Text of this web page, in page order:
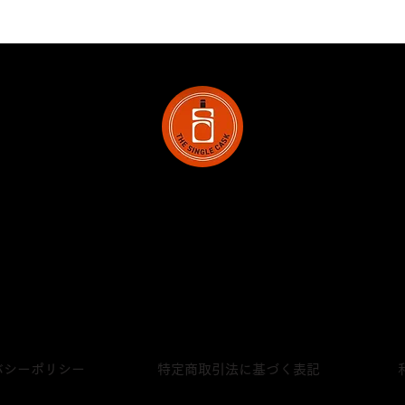
シーポリシー 特定商取引法に基づく表記